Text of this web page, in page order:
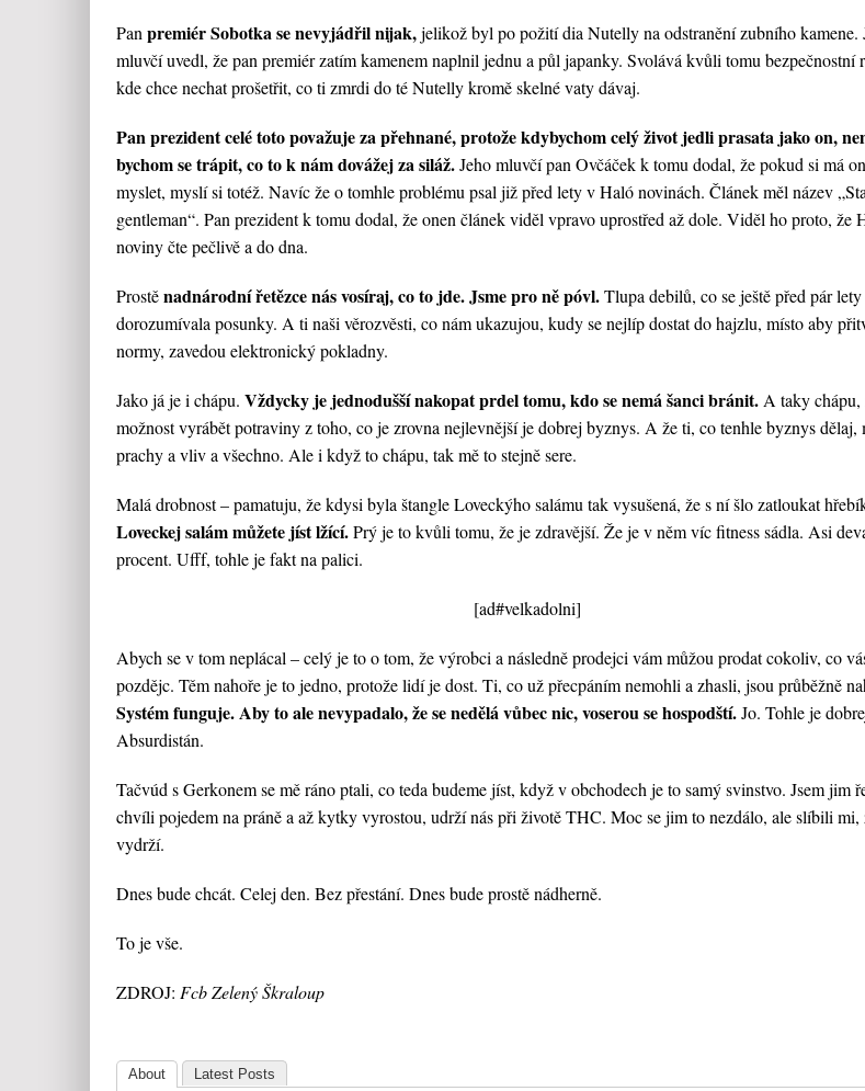
Pan premiér Sobotka se nevyjádřil nijak,jelikož byl po požití dia Nutelly na odstranění zubního kamene.
mluvčí uvedl, že pan premiér zatím kamenem naplnil jednu a půl japanky. Svolává kvůli tomu bezpečnostní
kde chce nechat prošetřit, co ti zmrdi do té Nutelly kromě skelné vaty dávaj.
Pan prezident celé toto považuje za přehnané, protože kdybychom celý život jedli prasata jako on,
bychom se trápit, co to k nám dovážej za siláž.Jeho mluvčí pan Ovčáček k tomu dodal, že pokud si má
myslet, myslí si totéž. Navíc že o tomhle problému psal již před lety v Haló novinách. Článek měl název
gentleman“. Pan prezident k tomu dodal, že onen článek viděl vpravo uprostřed až dole. Viděl ho proto, že
noviny čte pečlivě a do dna.
Prostěnadnárodní řetězce nás vosíraj, co to jde. Jsme pro ně póvl.Tlupa debilů, co se ještě před pár lety
dorozumívala posunky. A ti naši věrozvěsti, co nám ukazujou, kudy se nejlíp dostat do hajzlu, místo aby
normy, zavedou elektronický pokladny.
Jako já je i chápu. Vždycky je jednodušší nakopat prdel tomu, kdo se nemá šanci bránit.A taky chápu,
možnost vyrábět potraviny z toho, co je zrovna nejlevnější je dobrej byznys. A že ti, co tenhle byznys dělaj,
prachy a vliv a všechno. Ale i když to chápu, tak mě to stejně sere.
Malá drobnost – pamatuju, že kdysi byla štangle Loveckýho salámu tak vysušená, že s ní šlo zatloukat
Loveckej salám můžete jíst lžící.Prý je to kvůli tomu, že je zdravější. Že je v něm víc fitness sádla. Asi
procent. Ufff, tohle je fakt na palici.
[ad#velkadolni]
Abych se v tom neplácal – celý je to o tom, že výrobci a následně prodejci vám můžou prodat cokoliv, co
pozdějc. Těm nahoře je to jedno, protože lidí je dost. Ti, co už přecpáním nemohli a zhasli, jsou průběžně
Systém funguje. Aby to ale nevypadalo, že se nedělá vůbec nic, voserou se hospodští.Jo. Tohle je
Absurdistán.
Tačvúd s Gerkonem se mě ráno ptali, co teda budeme jíst, když v obchodech je to samý svinstvo. Jsem jim
chvíli pojedem na práně a až kytky vyrostou, udrží nás při životě THC. Moc se jim to nezdálo, ale slíbili mi,
vydrží.
Dnes bude chcát. Celej den. Bez přestání. Dnes bude prostě nádherně.
To je vše.
ZDROJ: Fcb Zelený Škraloup
About Latest Posts